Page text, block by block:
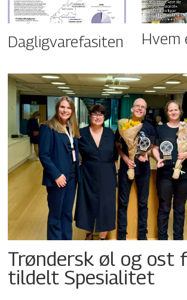
Dagligvarefasiten Hvem
Trøndersk øl og ost
tildelt Spesialitet